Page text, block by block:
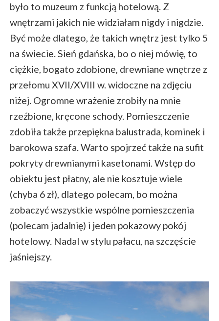
było to muzeum z funkcją hotelową. Z
wnętrzami jakich nie widziałam nigdy i nigdzie.
Być może dlatego, że takich wnętrz jest tylko 5
na świecie. Sień gdańska, bo o niej mówię, to
ciężkie, bogato zdobione, drewniane wnętrze z
przełomu XVII/XVIII w. widoczne na zdjęciu
niżej. Ogromne wrażenie zrobiły na mnie
rzeźbione, kręcone schody. Pomieszczenie
zdobiła także przepiękna balustrada, kominek i
barokowa szafa. Warto spojrzeć także na sufit
pokryty drewnianymi kasetonami. Wstęp do
obiektu jest płatny, ale nie kosztuje wiele
(chyba 6 zł), dlatego polecam, bo można
zobaczyć wszystkie wspólne pomieszczenia
(polecam jadalnię) i jeden pokazowy pokój
hotelowy. Nadal w stylu pałacu, na szczęście
jaśniejszy.